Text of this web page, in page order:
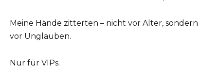
Meine Hände zitterten – nicht vor Alter, sondern
vor Unglauben.
Nur für VIPs.